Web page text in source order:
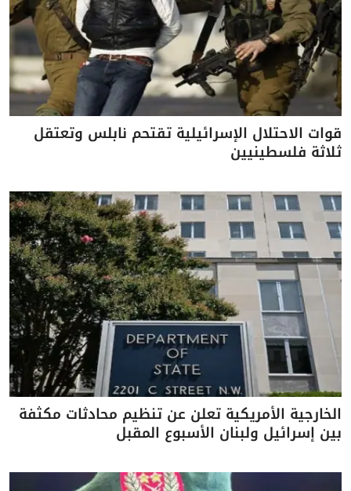
قوات الاحتلال الإسرائيلية تقتحم نابلس وتعتقل
ثلاثة فلسطينيين
الخارجية الأمريكية تعلن عن تنظيم محادثات مكثفة
بين إسرائيل ولبنان الأسبوع المقبل